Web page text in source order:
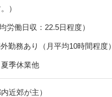
）
働日収：22.5日程度）
務あり（月平均10時間程度）
季休業他
近郊が主）